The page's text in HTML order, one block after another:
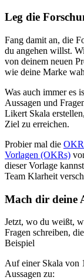
Leg die
Fang damit an, die
du angehen willst.
von deinem neuen
wie deine Marke
Was auch immer es
Aussagen und
Likert Skala
Ziel zu erreichen.
Probier mal die OKR
Vorlagen (OKRs)
dieser Vorlage
Team Klarheit
Mach dir deine
Jetzt, wo du weißt,
Fragen schreiben,
Beispiel
Auf einer Skala von
Aussagen zu: